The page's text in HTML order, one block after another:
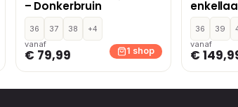
– Donkerbruin
36 37 38
+4
vanaf
€ 79,99 1 shop
36 39
vanaf
€